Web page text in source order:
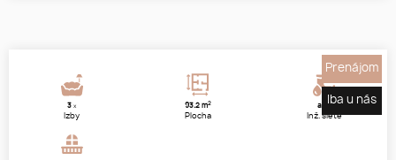
3x
Izby
93.2 m2
Plocha
áno
Inž. siete
Prenájom
Iba u nás